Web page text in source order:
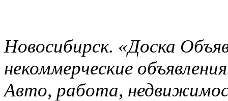
Новосибирск. «Доска
некоммерческие
Авто, работа,